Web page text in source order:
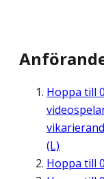
Hoppa till
(L)
Hoppa till